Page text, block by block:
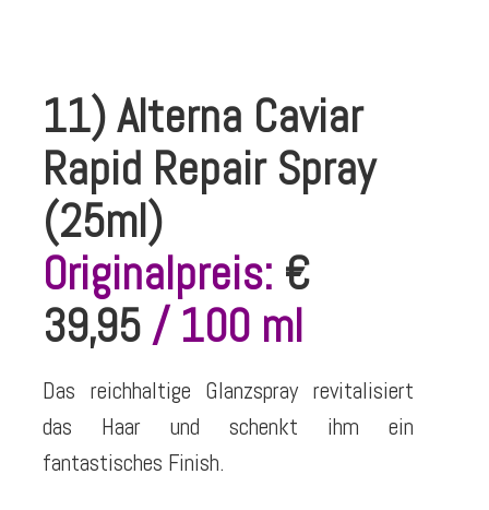
11) Alterna Caviar
Rapid Repair Spray
(25ml)
Originalpreis: €
39,95 / 100 ml
Das reichhaltige Glanzspray revitalisiert
das Haar und schenkt ihm ein
fantastisches Finish.